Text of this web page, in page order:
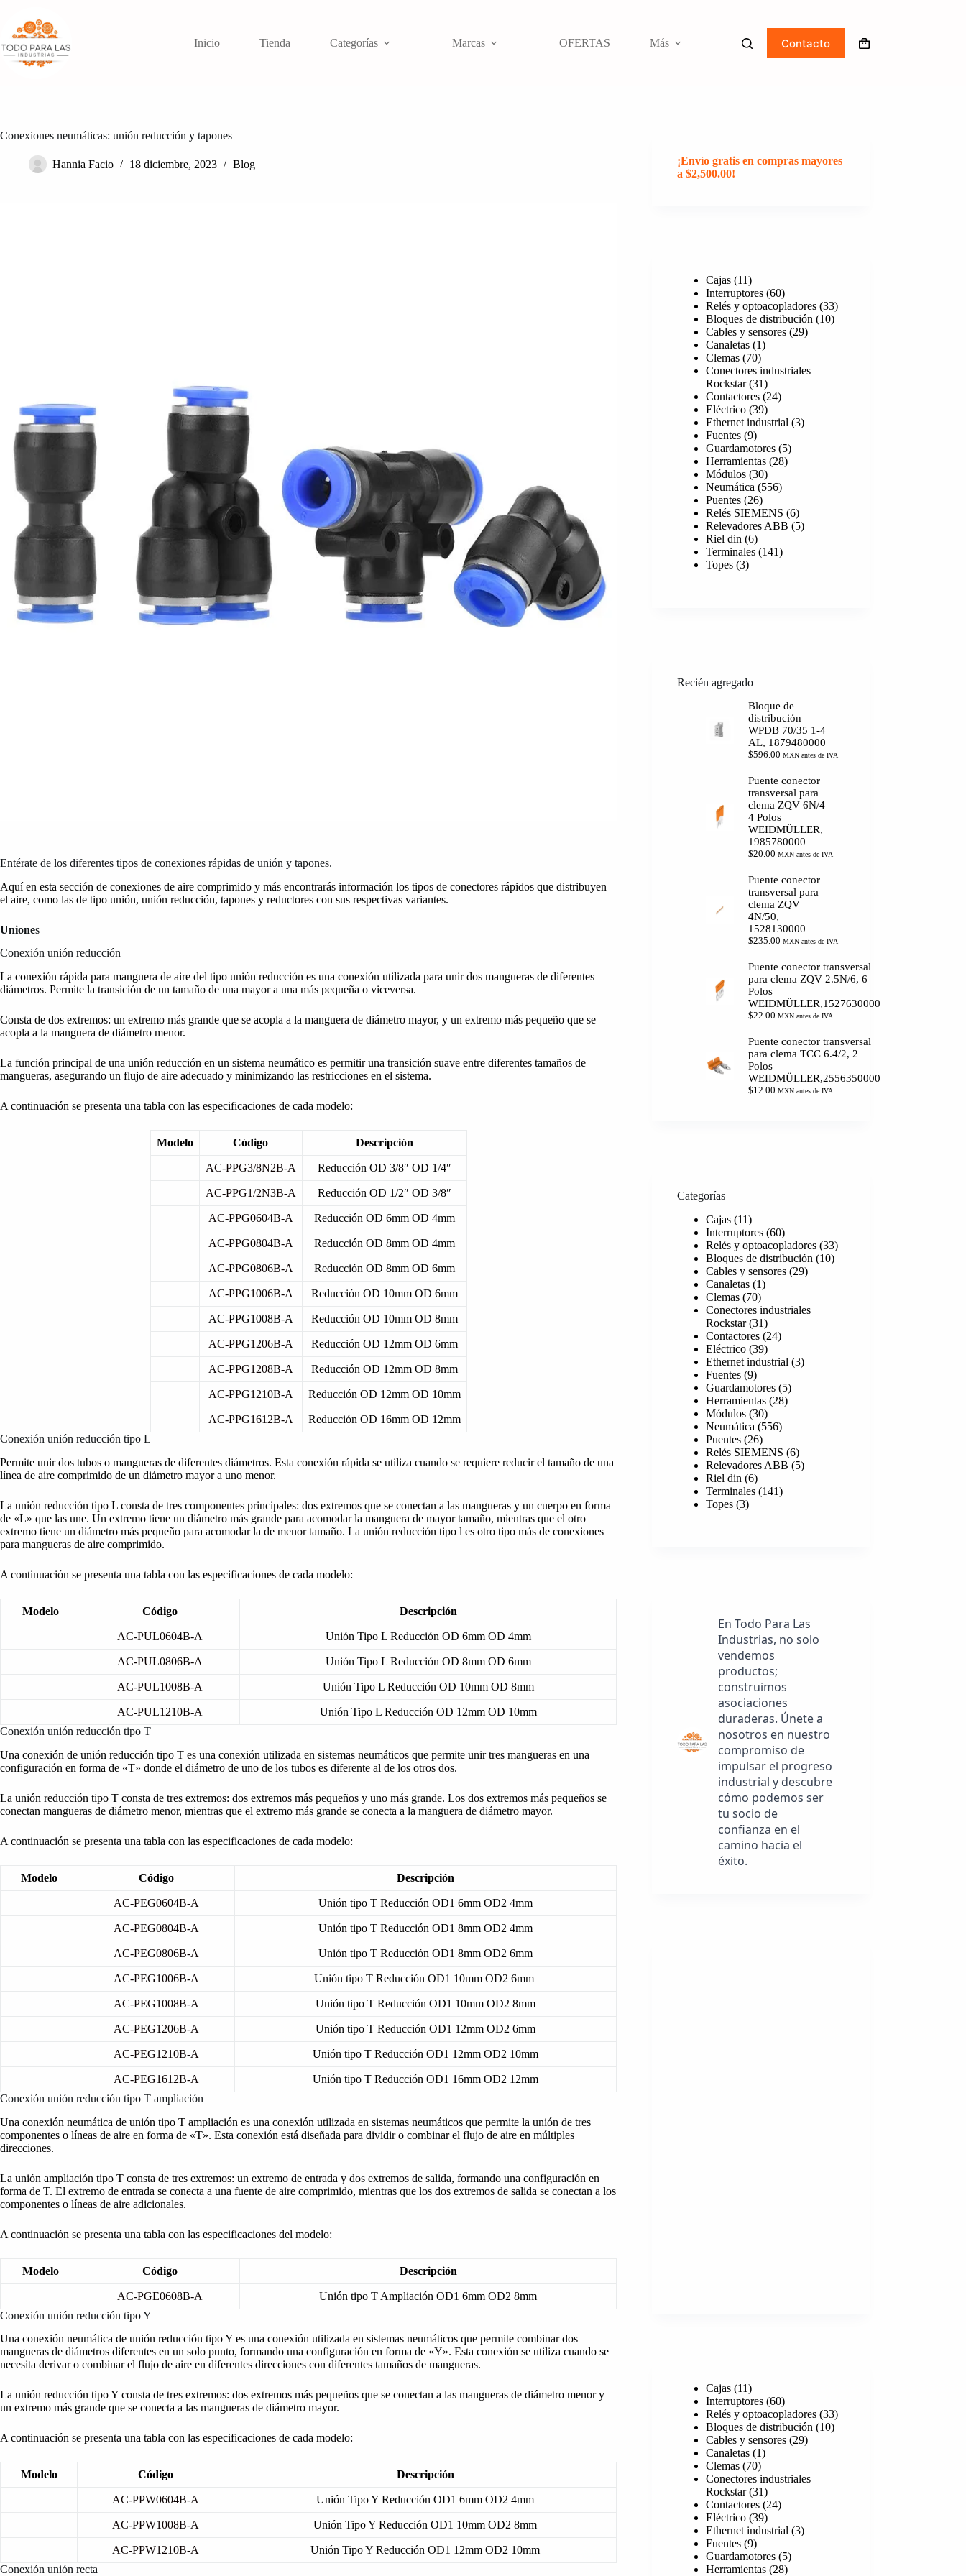
contenido
Inicio
Tienda Categorías Marcas OFERTAS Más Contacto
Carro
Conexiones neumáticas: unión reducción y tapones
Hannia Facio 18 diciembre, 2023 Blog
Entérate de los diferentes tipos de conexiones rápidas de unión y tapones.
Aquí en esta sección de conexiones de aire comprimido y más encontrarás información los tipos de conectores rápidos que distribuyen
el aire, como las de tipo unión, unión reducción, tapones y reductores con sus respectivas variantes.
Uniones
Conexión unión reducción
La conexión rápida para manguera de aire del tipo unión reducción es una conexión utilizada para unir dos mangueras de diferentes
diámetros. Permite la transición de un tamaño de una mayor a una más pequeña o viceversa.
Consta de dos extremos: un extremo más grande que se acopla a la manguera de diámetro mayor, y un extremo más pequeño que se
acopla a la manguera de diámetro menor.
La función principal de una unión reducción en un sistema neumático es permitir una transición suave entre diferentes tamaños de
mangueras, asegurando un flujo de aire adecuado y minimizando las restricciones en el sistema.
A continuación se presenta una tabla con las especificaciones de cada modelo:
Modelo Código Descripción
AC-PPG3/8N2B-A Reducción OD 3/8″ OD 1/4″
AC-PPG1/2N3B-A Reducción OD 1/2″ OD 3/8″
AC-PPG0604B-A Reducción OD 6mm OD 4mm
AC-PPG0804B-A Reducción OD 8mm OD 4mm
AC-PPG0806B-A Reducción OD 8mm OD 6mm
AC-PPG1006B-A Reducción OD 10mm OD 6mm
AC-PPG1008B-A Reducción OD 10mm OD 8mm
AC-PPG1206B-A Reducción OD 12mm OD 6mm
AC-PPG1208B-A Reducción OD 12mm OD 8mm
AC-PPG1210B-A Reducción OD 12mm OD 10mm
AC-PPG1612B-A
Reducción OD 16mm OD 12mm
Conexión unión reducción tipo L
Permite unir dos tubos o mangueras de diferentes diámetros. Esta conexión rápida se utiliza cuando se requiere reducir el tamaño de una
línea de aire comprimido de un diámetro mayor a uno menor.
La unión reducción tipo L consta de tres componentes principales: dos extremos que se conectan a las mangueras y un cuerpo en forma
de «L» que las une. Un extremo tiene un diámetro más grande para acomodar la manguera de mayor tamaño, mientras que el otro
extremo tiene un diámetro más pequeño para acomodar la de menor tamaño. La unión reducción tipo l es otro tipo más de conexiones
para mangueras de aire comprimido.
A continuación se presenta una tabla con las especificaciones de cada modelo:
Modelo Código Descripción
AC-PUL0604B-A Unión Tipo L Reducción OD 6mm OD 4mm
AC-PUL0806B-A Unión Tipo L Reducción OD 8mm OD 6mm
AC-PUL1008B-A Unión Tipo L Reducción OD 10mm OD 8mm
AC-PUL1210B-A
Unión Tipo L Reducción OD 12mm OD 10mm
Conexión unión reducción tipo T
Una conexión de unión reducción tipo T es una conexión utilizada en sistemas neumáticos que permite unir tres mangueras en una
configuración en forma de «T» donde el diámetro de uno de los tubos es diferente al de los otros dos.
La unión reducción tipo T consta de tres extremos: dos extremos más pequeños y uno más grande. Los dos extremos más pequeños se
conectan mangueras de diámetro menor, mientras que el extremo más grande se conecta a la manguera de diámetro mayor.
A continuación se presenta una tabla con las especificaciones de cada modelo:
Modelo Código Descripción
AC-PEG0604B-A Unión tipo T Reducción OD1 6mm OD2 4mm
AC-PEG0804B-A Unión tipo T Reducción OD1 8mm OD2 4mm
AC-PEG0806B-A Unión tipo T Reducción OD1 8mm OD2 6mm
AC-PEG1006B-A Unión tipo T Reducción OD1 10mm OD2 6mm
AC-PEG1008B-A Unión tipo T Reducción OD1 10mm OD2 8mm
AC-PEG1206B-A Unión tipo T Reducción OD1 12mm OD2 6mm
AC-PEG1210B-A Unión tipo T Reducción OD1 12mm OD2 10mm
AC-PEG1612B-A
Unión tipo T Reducción OD1 16mm OD2 12mm
Conexión unión reducción tipo T ampliación
Una conexión neumática de unión tipo T ampliación es una conexión utilizada en sistemas neumáticos que permite la unión de tres
componentes o líneas de aire en forma de «T». Esta conexión está diseñada para dividir o combinar el flujo de aire en múltiples
direcciones.
La unión ampliación tipo T consta de tres extremos: un extremo de entrada y dos extremos de salida, formando una configuración en
forma de T. El extremo de entrada se conecta a una fuente de aire comprimido, mientras que los dos extremos de salida se conectan a los
componentes o líneas de aire adicionales.
A continuación se presenta una tabla con las especificaciones del modelo:
Modelo Código Descripción
AC-PGE0608B-A
Unión tipo T Ampliación OD1 6mm OD2 8mm
Conexión unión reducción tipo Y
Una conexión neumática de unión reducción tipo Y es una conexión utilizada en sistemas neumáticos que permite combinar dos
mangueras de diámetros diferentes en un solo punto, formando una configuración en forma de «Y». Esta conexión se utiliza cuando se
necesita derivar o combinar el flujo de aire en diferentes direcciones con diferentes tamaños de mangueras.
La unión reducción tipo Y consta de tres extremos: dos extremos más pequeños que se conectan a las mangueras de diámetro menor y
un extremo más grande que se conecta a las mangueras de diámetro mayor.
A continuación se presenta una tabla con las especificaciones de cada modelo:
Modelo Código Descripción
AC-PPW0604B-A Unión Tipo Y Reducción OD1 6mm OD2 4mm
AC-PPW1008B-A Unión Tipo Y Reducción OD1 10mm OD2 8mm
AC-PPW1210B-A
Unión Tipo Y Reducción OD1 12mm OD2 10mm
Conexión unión recta
¡Envío gratis en compras mayores
a $2,500.00!
Cajas 1111
productos
Interruptores 6060
productos
Relés y optoacopladores 3333
productos
Bloques de distribución 1010
Cables y sensores 2929
Canaletas 11
Clemas 7070
productos
Conectores industriales
Rockstar 3131
productos
Contactores 2424
Eléctrico 3939
productos
Ethernet industrial 33
Fuentes 99
productos
Guardamotores 55
productos
Herramientas 2828
Módulos 3030
productos
Neumática 556556
Puentes 2626
productos
Relés SIEMENS 66
productos
Relevadores ABB 55
Riel din 66
productos
Terminales 141141
Topes 33
Recién agregado
Bloque de
distribución
WPDB 70/35 1-4
AL, 1879480000
$596.00 MXN antes de IVA
Puente conector
transversal para
clema ZQV 6N/4
4 Polos
WEIDMÜLLER,
1985780000
$20.00 MXN antes de IVA
Puente conector
transversal para
clema ZQV
4N/50,
1528130000
$235.00 MXN antes de IVA
Puente conector transversal
para clema ZQV 2.5N/6, 6
Polos
WEIDMÜLLER,1527630000
$22.00 MXN antes de IVA
Puente conector transversal
para clema TCC 6.4/2, 2
Polos
WEIDMÜLLER,2556350000
$12.00 MXN antes de IVA
Categorías
Cajas 1111
productos
Interruptores 6060
productos
Relés y optoacopladores 3333
productos
Bloques de distribución 1010
Cables y sensores 2929
Canaletas 11
Clemas 7070
productos
Conectores industriales
Rockstar 3131
productos
Contactores 2424
Eléctrico 3939
productos
Ethernet industrial 33
Fuentes 99
productos
Guardamotores 55
productos
Herramientas 2828
Módulos 3030
productos
Neumática 556556
Puentes 2626
productos
Relés SIEMENS 66
productos
Relevadores ABB 55
Riel din 66
productos
Terminales 141141
Topes 33
En Todo Para Las
Industrias, no solo
vendemos
productos;
construimos
asociaciones
duraderas. Únete a
nosotros en nuestro
compromiso de
impulsar el progreso
industrial y descubre
cómo podemos ser
tu socio de
confianza en el
camino hacia el
éxito.
Cajas 1111
productos
Interruptores 6060
productos
Relés y optoacopladores 3333
productos
Bloques de distribución 1010
Cables y sensores 2929
Canaletas 11
Clemas 7070
productos
Conectores industriales
Rockstar 3131
productos
Contactores 2424
Eléctrico 3939
productos
Ethernet industrial 33
Fuentes 99
productos
Guardamotores 55
productos
Herramientas 2828